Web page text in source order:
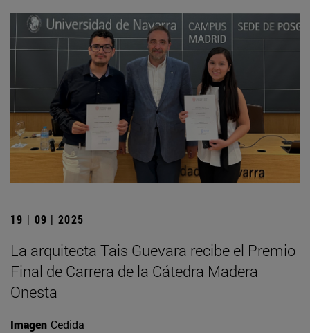
19 | 09 | 2025
La arquitecta Tais Guevara recibe el Premio
Final de Carrera de la Cátedra Madera
Onesta
Imagen Cedida